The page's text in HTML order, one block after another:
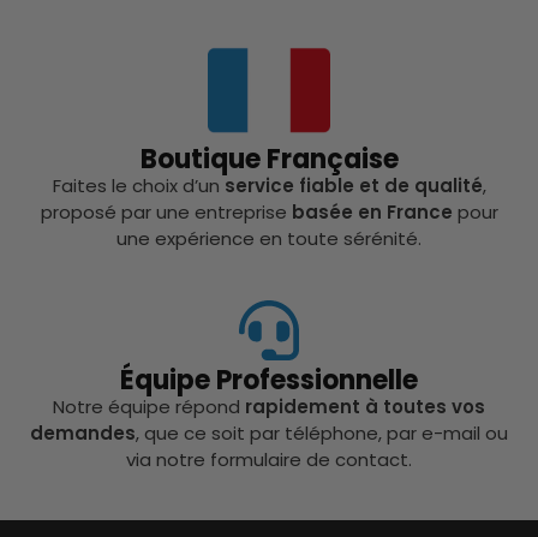
Boutique Française
Faites le choix d’un service fiable et de qualité,
proposé par une entreprise basée en France pour
une expérience en toute sérénité.
Équipe Professionnelle
Notre équipe répond rapidement à toutes vos
demandes, que ce soit par téléphone, par e-mail ou
via notre formulaire de contact.